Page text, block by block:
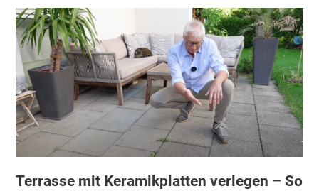
Terrasse mit Keramikplatten verlegen – So